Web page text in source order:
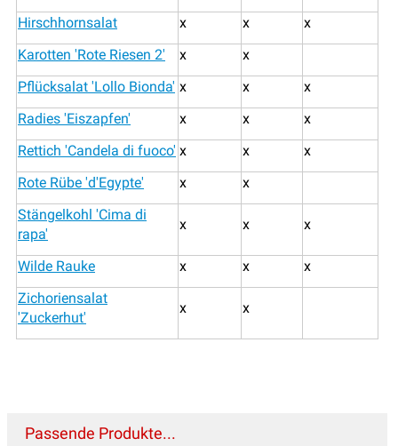
Hirschhornsalat x x
x
Karotten 'Rote Riesen 2'
x
x
Pflücksalat 'Lollo Bionda' x x
x
Radies 'Eiszapfen'
x x
x
Rettich 'Candela di fuoco' x x
x
Rote Rübe 'd'Egypte'
x
x
Stängelkohl 'Cima di
rapa'
x x x
Wilde Rauke x x
x
Zichoriensalat
'Zuckerhut'
x x
Passende Produkte...